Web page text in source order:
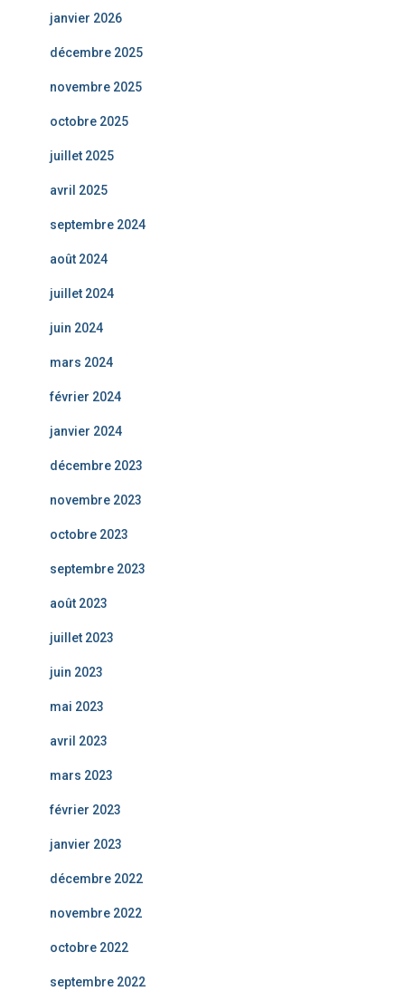
janvier 2026
décembre 2025
novembre 2025
octobre 2025
juillet 2025
avril 2025
septembre 2024
août 2024
juillet 2024
juin 2024
mars 2024
février 2024
janvier 2024
décembre 2023
novembre 2023
octobre 2023
septembre 2023
août 2023
juillet 2023
juin 2023
mai 2023
avril 2023
mars 2023
février 2023
janvier 2023
décembre 2022
novembre 2022
octobre 2022
septembre 2022